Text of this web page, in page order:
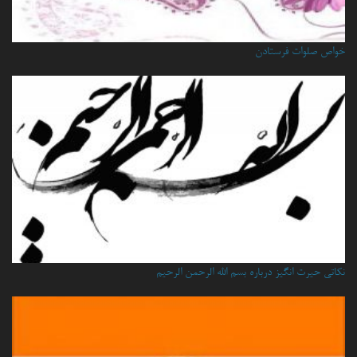
خواص صلوات فرستادن
نكاتي حيرت انگيز درباره بسم الله الرحمن الرحيم